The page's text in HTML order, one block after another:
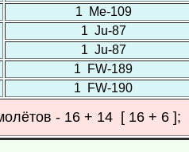
1 Ме-109
1 Ju-87
1 Ju-87
1 FW-189
1 FW-190
- 16 + 14 [ 16 + 6